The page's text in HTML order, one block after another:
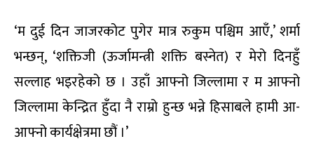
‘म दुई दिन जाजरकोट पुगेर मात्र रुकुम पश्चिम आएँ,’ शर्मा
भन्छन्, ‘शक्तिजी (ऊर्जामन्त्री शक्ति बस्नेत) र मेरो दिनहुँ
सल्लाह भइरहेको छ । उहाँ आफ्नो जिल्लामा र म आफ्नो
जिल्लामा केन्द्रित हुँदा नै राम्रो हुन्छ भन्ने हिसाबले हामी आ-
आफ्नो कार्यक्षेत्रमा छौं ।’